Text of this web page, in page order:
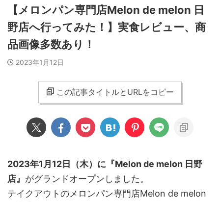
【メロンパン専門店Melon de melon 日
野店へ行ってみた！】実食レビュー、商
品画像多数あり！
2023年1月12日
この記事タイトルとURLをコピー
2023年1月12日（木）に『Melon de melon 日野
店』 がグランドオープンしました。
テイクアウトのメロンパン専門店Melon de melon